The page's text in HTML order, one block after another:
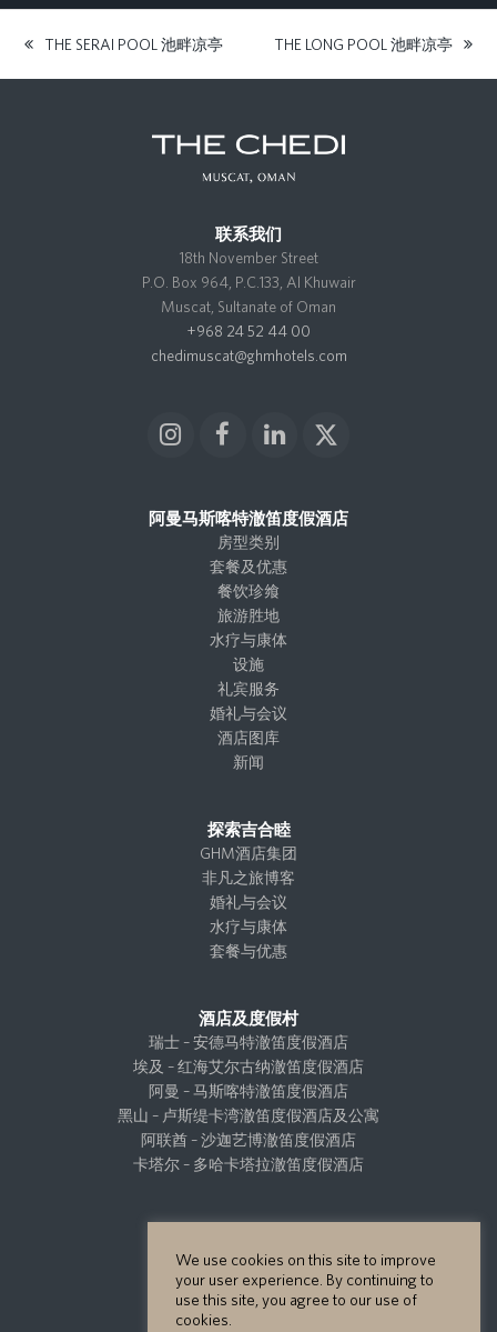
previous
post:
THE SERAI POOL 池畔凉亭
next
post:
THE LONG POOL 池畔凉亭
联系我们
18th November Street
P.O. Box 964, P.C.133, Al Khuwair
Muscat, Sultanate of Oman
+968 24 52 44 00
chedimuscat@ghmhotels.com
I
t
F
e
b
o
o
k
L
k
e
d
I
n
X
i
阿曼马斯喀特澈笛度假酒店
房型类别
套餐及优惠
餐饮珍飨
旅游胜地
水疗与康体
设施
礼宾服务
婚礼与会议
酒店图库
新闻
探索吉合睦
GHM酒店集团
非凡之旅博客
婚礼与会议
水疗与康体
套餐与优惠
酒店及度假村
瑞士 – 安德马特澈笛度假酒店
埃及 – 红海艾尔古纳澈笛度假酒店
阿曼 – 马斯喀特澈笛度假酒店
黑山 – 卢斯缇卡湾澈笛度假酒店及公寓
阿联酋 – 沙迦艺博澈笛度假酒店
卡塔尔 – 多哈卡塔拉澈笛度假酒店
猫途鹰点评
旅行信息
联系我们
We use cookies on this site to improve
your user experience. By continuing to
use this site, you agree to our use of
cookies.